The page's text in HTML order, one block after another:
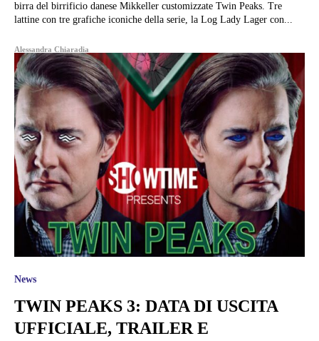
birra del birrificio danese Mikkeller customizzate Twin Peaks. Tre
lattine con tre grafiche iconiche della serie, la Log Lady Lager con...
Alessandra Chiaradia
News
TWIN PEAKS 3: DATA DI USCITA
UFFICIALE, TRAILER E